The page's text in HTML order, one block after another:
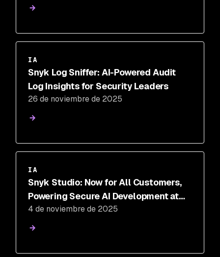
IA
Snyk Log Sniffer: AI-Powered Audit
Log Insights for Security Leaders
26 de noviembre de 2025
IA
Snyk Studio: Now for All Customers,
Powering Secure AI Development at
Scale
4 de noviembre de 2025